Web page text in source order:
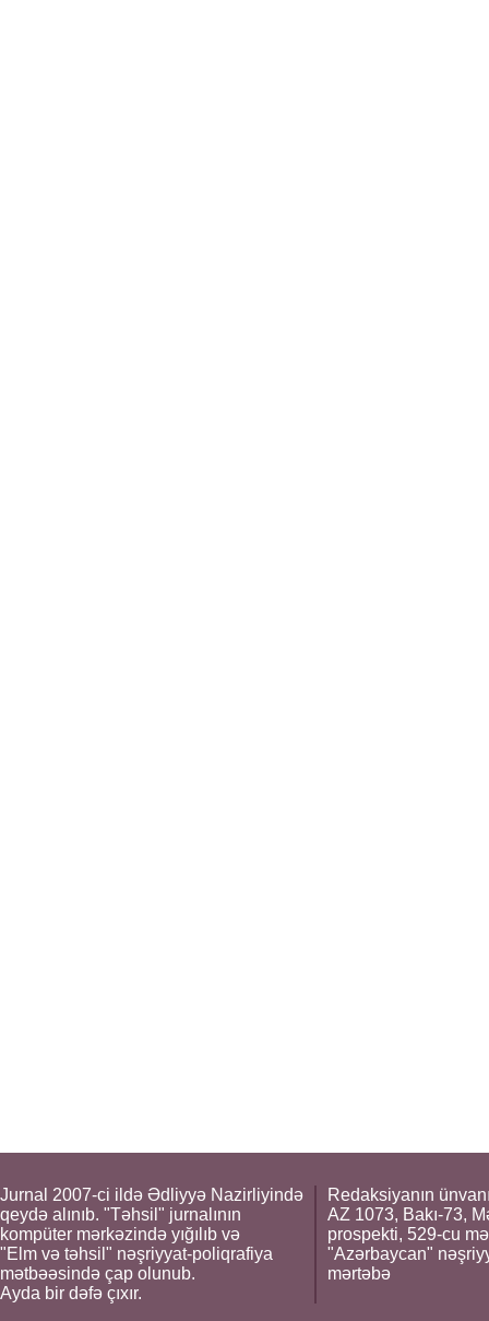
Jurnal 2007-ci ildə Ədliyyə Nazirliyində
qeydə alınıb. "Təhsil" jurnalının
kompüter mərkəzində yığılıb və
"Elm və təhsil" nəşriyyat-poliqrafiya
mətbəəsində çap olunub.
Ayda bir dəfə çıxır.
Redaksiyanın
AZ 1073, Bakı-73,
prospekti, 529-cu
"Azərbaycan"
mərtəbə